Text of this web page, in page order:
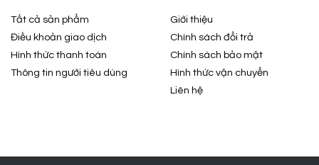
Tất cả sản phẩm
Điều khoản giao dịch
Hình thức thanh toán
Thông tin người tiêu dùng
Giới thiệu
Chính sách đổi trả
Chính sách bảo mật
Hình thức vận chuyển
Liên hệ